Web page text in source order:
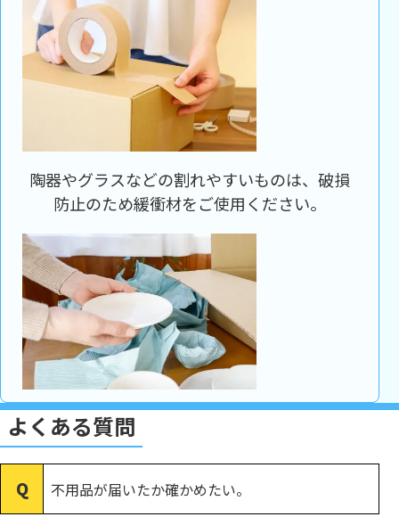
陶器やグラスなどの割れやすいものは、破損
防止のため緩衝材をご使用ください。
よくある質問
不用品が届いたか確かめたい。